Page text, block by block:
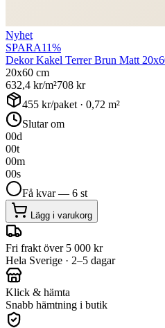
Nyhet
SPARA11%
Dekor Kakel Terrer Brun Matt
20x60 cm
632,4 kr/m²708 kr
455 kr/paket · 0,72 m²
Slutar om
00d
00t
00m
00s
Få kvar — 6 st
Lägg i varukorg
Fri frakt över 5 000 kr
Hela Sverige · 2–5 dagar
Klick & hämta
Snabb hämtning i butik